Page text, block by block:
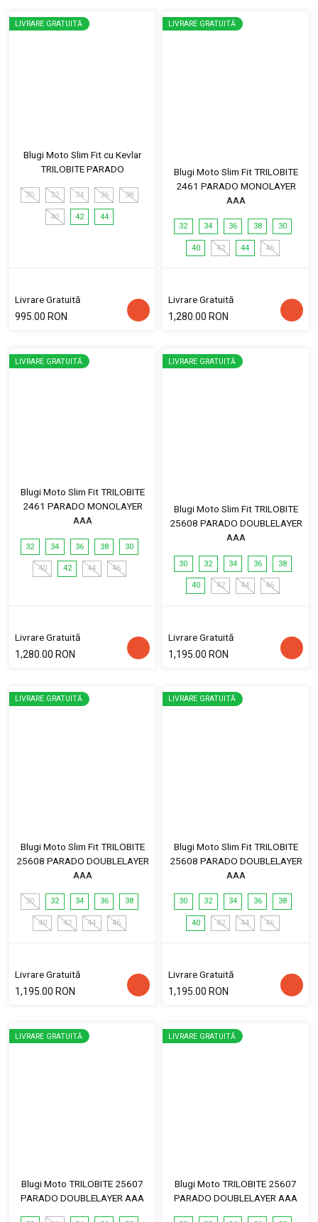
LIVRARE GRATUITĂ
Blugi Moto Slim Fit cu Kevlar
TRILOBITE PARADO
30 32 34 36 38
40 42 44
Livrare Gratuită
995.00 RON
LIVRARE GRATUITĂ
Blugi Moto Slim Fit TRILOBITE
2461 PARADO MONOLAYER
AAA
32 34 36 38 30
40 42 44 46
Livrare Gratuită
1,280.00 RON
LIVRARE GRATUITĂ
Blugi Moto Slim Fit TRILOBITE
2461 PARADO MONOLAYER
AAA
32 34 36 38 30
40 42 44 46
Livrare Gratuită
1,280.00 RON
LIVRARE GRATUITĂ
Blugi Moto Slim Fit TRILOBITE
25608 PARADO DOUBLELAYER
AAA
30 32 34 36 38
40 42 44 46
Livrare Gratuită
1,195.00 RON
LIVRARE GRATUITĂ
Blugi Moto Slim Fit TRILOBITE
25608 PARADO DOUBLELAYER
AAA
30 32 34 36 38
40 42 44 46
Livrare Gratuită
1,195.00 RON
LIVRARE GRATUITĂ
Blugi Moto Slim Fit TRILOBITE
25608 PARADO DOUBLELAYER
AAA
30 32 34 36 38
40 42 44 46
Livrare Gratuită
1,195.00 RON
LIVRARE GRATUITĂ
Blugi Moto TRILOBITE 25607
PARADO DOUBLELAYER AAA
LIVRARE GRATUITĂ
Blugi Moto TRILOBITE 25607
PARADO DOUBLELAYER AAA